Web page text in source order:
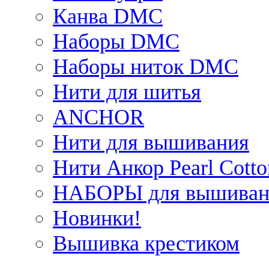
Канва DMC
Наборы DMC
Наборы ниток DMC
Нити для шитья
ANCHOR
Нити для вышивания
Нити Анкор Pearl
НАБОРЫ для
Новинки!
Вышивка крестиком